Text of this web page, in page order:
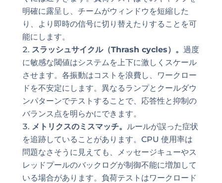
明確に露呈し、チームがウィンドウを短縮した
り、より即時の信号に切り替えたりすることを可
能にします。
スラッシュサイクル（Thrash cycles）。 過度
に敏感な閾値はシステムを上下に激しくスケール
させます。各振動はコストを浪費し、ワークロー
ドを不安定にします。異なるランプとクールダウ
ンパターンでテストすることで、応答性と抑制の
バランス点を明らかにできます。
メトリクスのミスマッチ。 ルールが誤った症状
を追跡していることがあります。CPU 使用率は
問題なさそうに見えても、メッセージキューやス
レッドプールのバックログが制御不能に増加して
いる場合があります。負荷テストはワークロード